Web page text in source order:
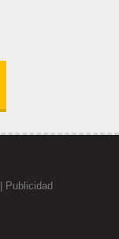
Publicidad